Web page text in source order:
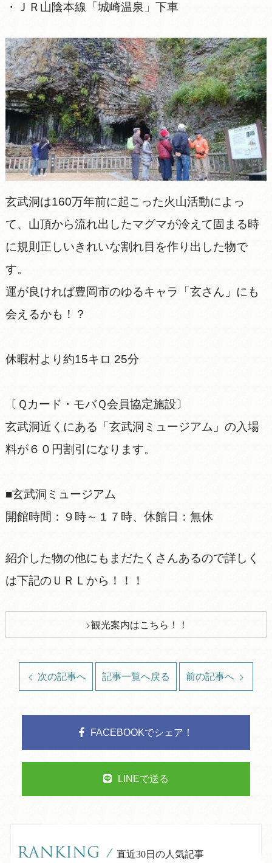
・ＪＲ山陰本線「城崎温泉」下車
玄武洞は160万年前に起こった火山活動によっ
て、山頂から流れ出したマグマが冷えて固まる時
に規則正しいきれいな割れ目を作り出した物で
す。
運が良ければ豊岡市のゆるキャラ「玄さん」にも
会えるかも！？
休暇村より約15キロ 25分
〔Ｑカード・モバＱ会員協定施設〕
玄武洞近くにある「玄武洞ミュージアム」の入場
料が６０円割引になります。
■玄武洞ミュージアム
開館時間：９時～１７時、休館日：無休
紹介した物の他にもまだたくさんあるので詳しく
は下記のＵＲＬから！！！
観光案内はこちら！！
次の記事へ 記事一覧へ戻る 前の記事へ
FACEBOOKでシェア！
LINEで送る
RANKING / 直近30日の人気記事